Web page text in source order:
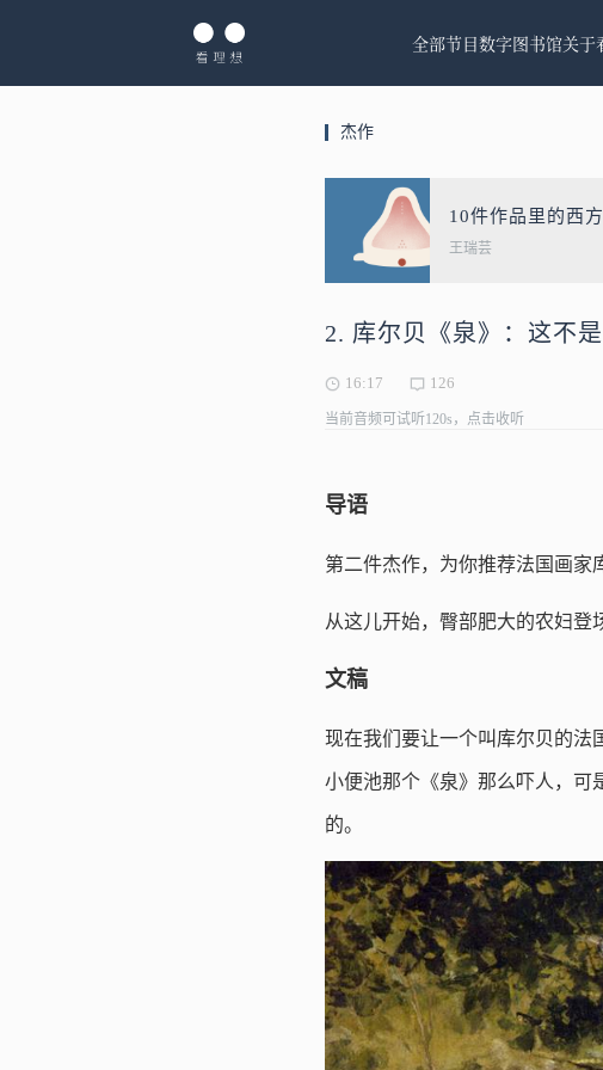
全部节目数字图书馆关于
杰作
10件作品里的西
王瑞芸
2. 库尔贝《泉》：这不
16:17 126
当前音频可试听120s，点击收听
导语
第二件杰作，为你推荐法国画家
从这儿开始，臀部肥大的农妇登
文稿
现在我们要让一个叫库尔贝的法
小便池那个《泉》那么吓人，可
的。